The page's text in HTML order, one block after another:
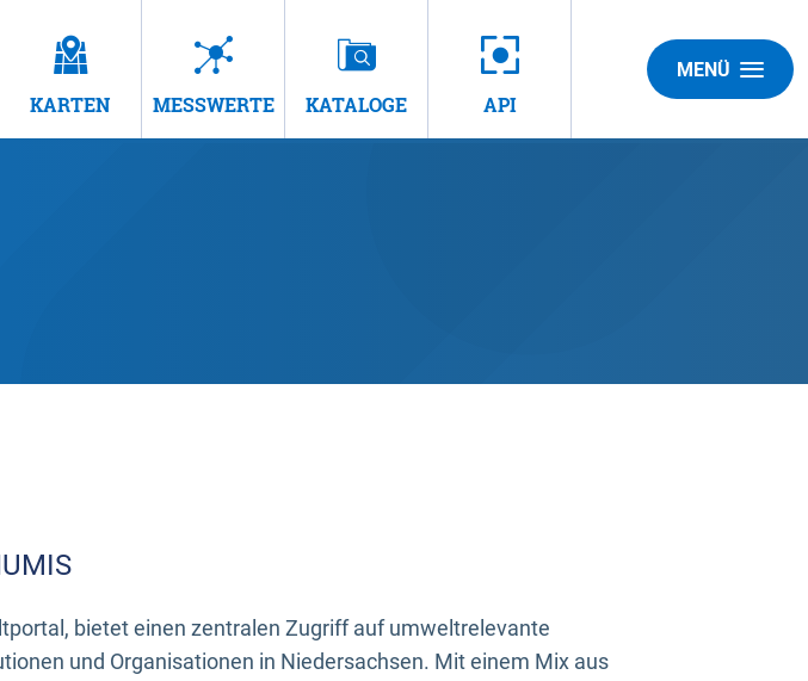
KARTEN MESSWERTE KATALOGE API
MENÜ
bietet einen zentralen Zugriff auf umweltrelevante
und Organisationen in Niedersachsen. Mit einem Mix aus